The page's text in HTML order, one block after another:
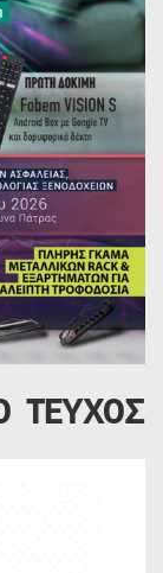
ΤΕΥΧΟΣ